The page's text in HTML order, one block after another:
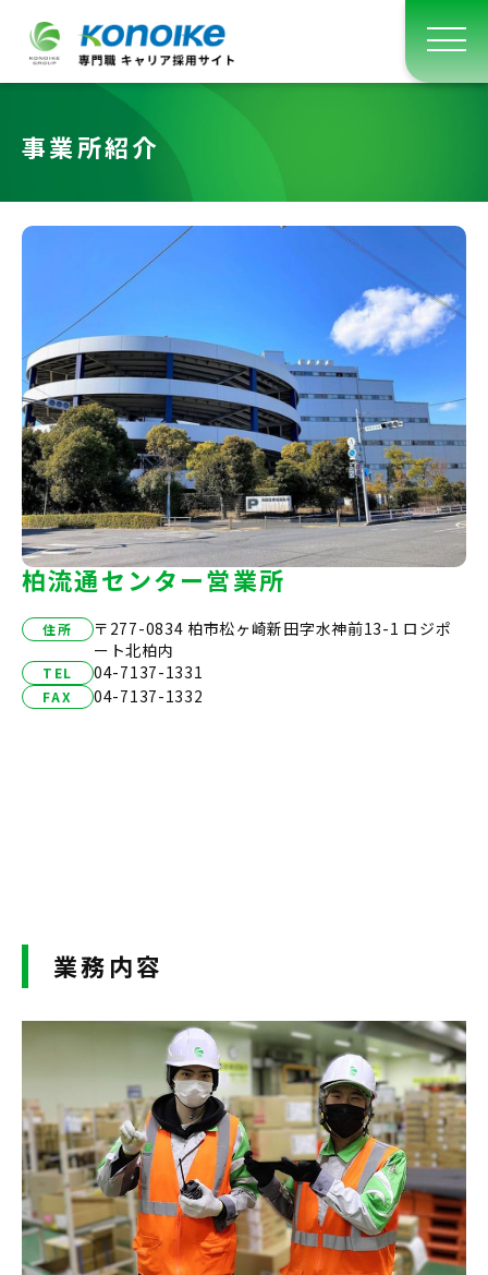
事業所紹介
柏流通センター営業所
住所
〒277-0834 柏市松ヶ崎新田字水神前13-1 ロジポ
ート北柏内
TEL 04-7137-1331
FAX 04-7137-1332
業務内容